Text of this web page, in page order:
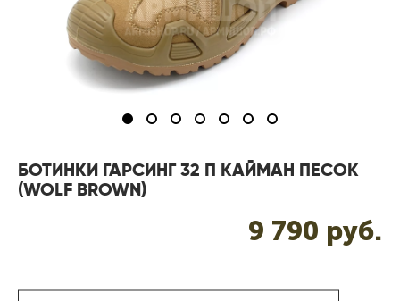
БОТИНКИ ГАРСИНГ 32 П КАЙМАН ПЕСОК
(WOLF BROWN)
9 790 pуб.